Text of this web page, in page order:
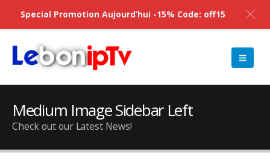
Medium Image Sidebar Left
Check out our Latest News!
Special Promotion Aujourd’hui -15% Code: off15